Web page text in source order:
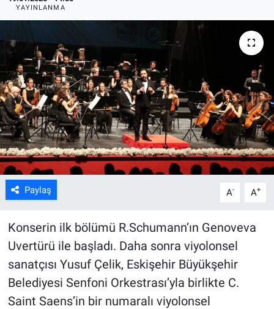
YAYINLANMA
Paylaş A- A+
Konserin ilk bölümü R.Schumann’ın Genoveva
Uvertürü ile başladı. Daha sonra viyolonsel
sanatçısı Yusuf Çelik, Eskişehir Büyükşehir
Belediyesi Senfoni Orkestrası’yla birlikte C.
Saint Saens’in bir numaralı viyolonsel
SPOR
ASAYİŞ